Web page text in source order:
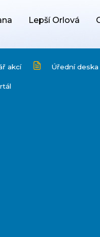
Lepší Orlová
akcí Úřední deska